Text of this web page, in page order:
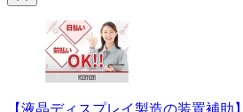
【液晶ディスプレイ製造の装置補助